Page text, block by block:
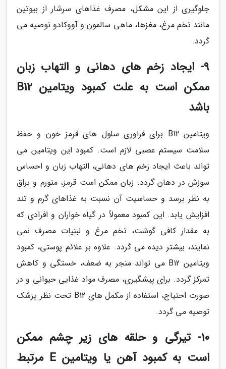
جلوگیری از این مشکل، مصرف غذاهای سرشار از بیوتین
مانند تخم مرغ، مغزها، ماهی سالمون و آووکادو توصیه می
گردد.
9- ایجاد زخم های دهانی و التهاب زبان
ممکن است به علت کمبود ویتامین B12
باشد
ویتامین B12 برای فراوری سلول های قرمز خون و حفظ
سلامت سیستم عصبی لازم است. کمبود این ویتامین می
تواند باعث ایجاد زخم های دهانی، التهاب زبان و احساس
سوزش در دهان گردد. زبان ممکن است قرمز، متورم و براق
به نظر برسد و حساسیت آن نسبت به غذاهای گرم و تند
افزایش یابد. این کمبود معمولاً در گیاه خواران و افرادی که
به مقدار کافی گوشت، تخم مرغ و لبنیات مصرف نمی
نمایند، بیشتر دیده می گردد. علاوه بر علائم پوستی، کمبود
ویتامین B12 می تواند منجر به ضعف، خستگی و کاهش
تمرکز گردد. برای پیشگیری، مصرف مواد غذایی حیوانی و در
صورت احتیاج، استفاده از مکمل های B12 تحت نظر پزشک
توصیه می گردد.
10- تیرگی و حلقه های زیر چشم ممکن
است به کمبود آهن یا ویتامین E مرتبط